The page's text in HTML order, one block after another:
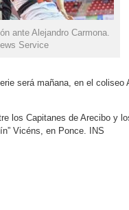
ante Alejandro Carmona.
Service
será mañana, en el
los Capitanes de Arecibo y
Vicéns, en Ponce. INS